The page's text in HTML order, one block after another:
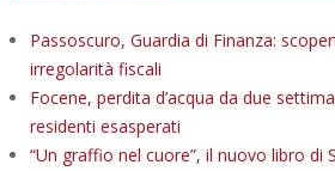
Passoscuro, Guardia di Finanza:
irregolarità fiscali
Focene, perdita d’acqua da due
residenti esasperati
“Un graffio nel cuore”, il nuovo libro di